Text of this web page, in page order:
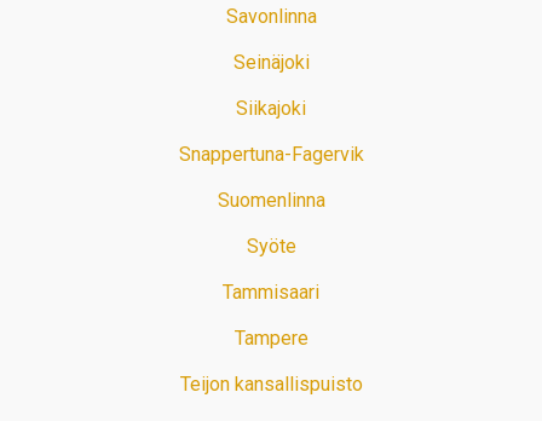
Savonlinna
Seinäjoki
Siikajoki
Snappertuna-Fagervik
Suomenlinna
Syöte
Tammisaari
Tampere
Teijon kansallispuisto